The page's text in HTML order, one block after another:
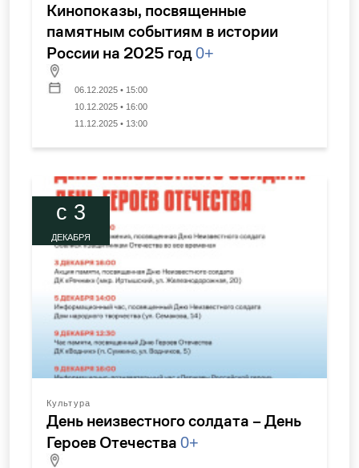
Кинопоказы, посвященные
памятным событиям в истории
России на 2025 год0+
06.12.2025 • 15:00
10.12.2025 • 16:00
11.12.2025 • 13:00
c 3
ДЕКАБРЯ
Культура
День неизвестного солдата – День
Героев Отечества 0+